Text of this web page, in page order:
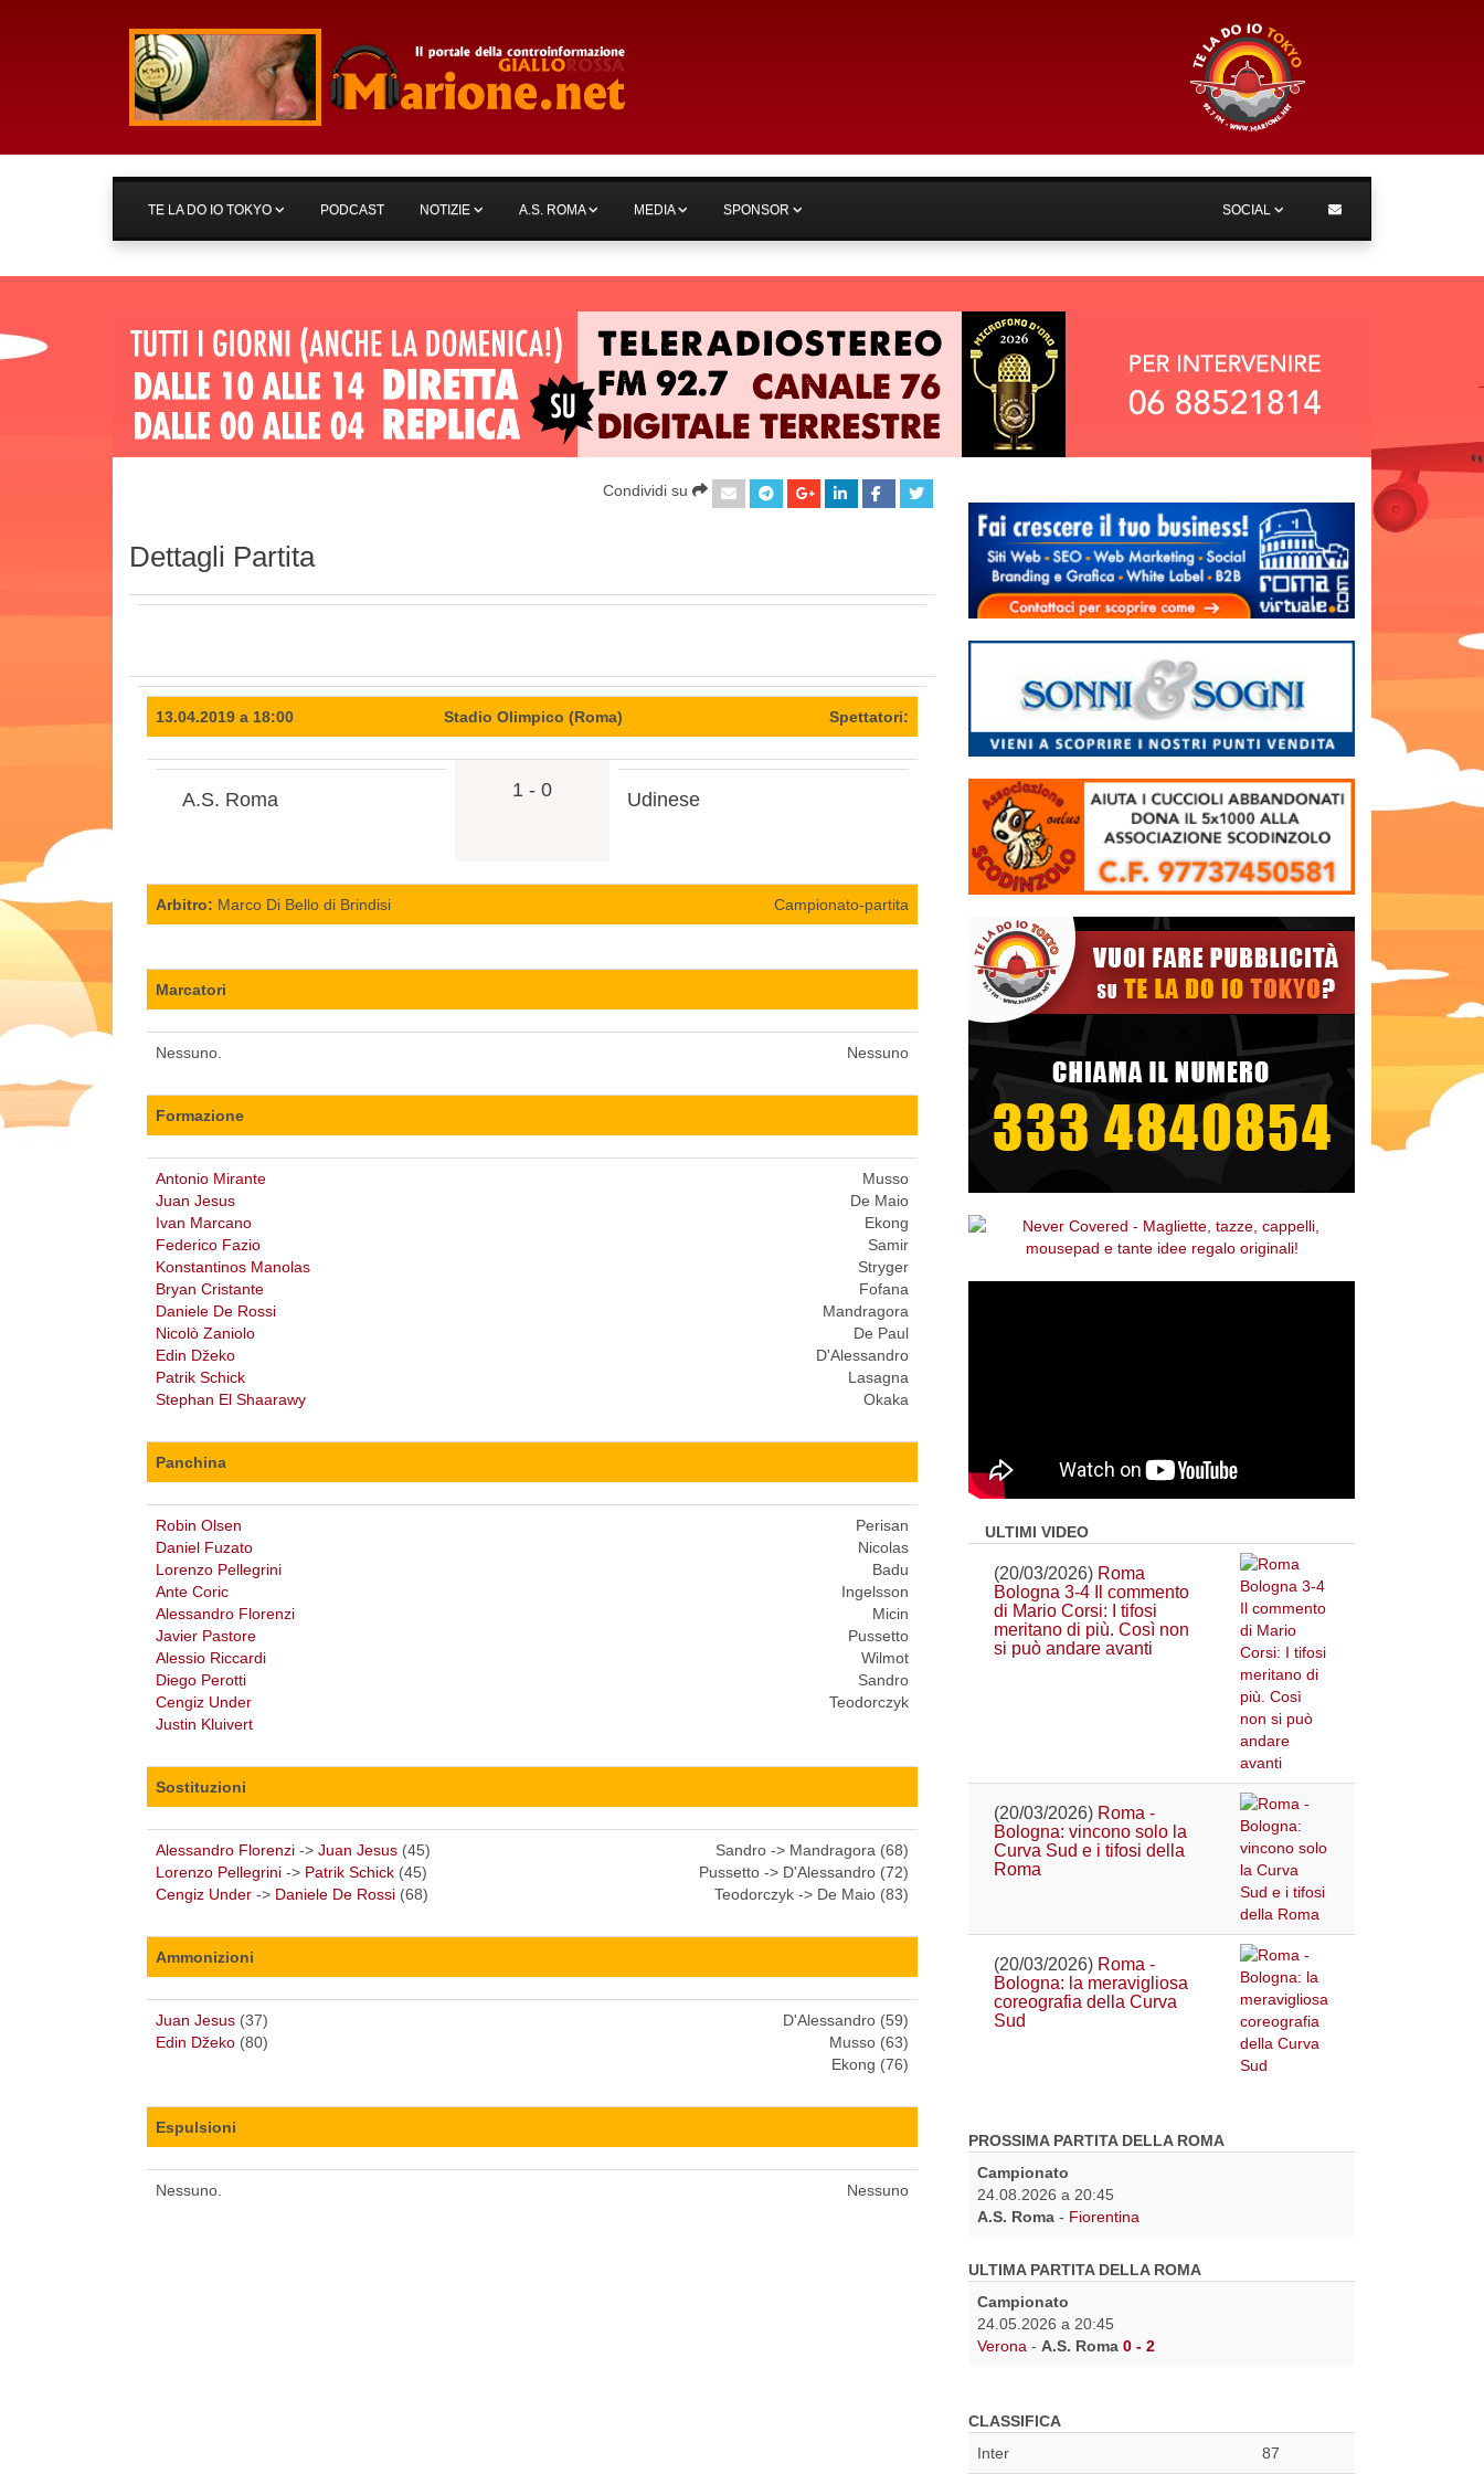
TE LA DO IO TOKYO PODCAST NOTIZIE A.S. ROMA MEDIA SPONSOR SOCIAL
Condividi su
Dettagli Partita
13.04.2019 a 18:00 Stadio Olimpico (Roma) Spettatori:
A.S. Roma 1 - 0 Udinese
Arbitro: Marco Di Bello di Brindisi Campionato-partita
Marcatori
Nessuno. Nessuno
Formazione
Antonio Mirante
Juan Jesus
Ivan Marcano
Federico Fazio
Konstantinos Manolas
Bryan Cristante
Daniele De Rossi
Nicolò Zaniolo
Edin Džeko
Patrik Schick
Stephan El Shaarawy
Musso
De Maio
Ekong
Samir
Stryger
Fofana
Mandragora
De Paul
D'Alessandro
Lasagna
Okaka
Panchina
Robin Olsen
Daniel Fuzato
Lorenzo Pellegrini
Ante Coric
Alessandro Florenzi
Javier Pastore
Alessio Riccardi
Diego Perotti
Cengiz Under
Justin Kluivert
Perisan
Nicolas
Badu
Ingelsson
Micin
Pussetto
Wilmot
Sandro
Teodorczyk
Sostituzioni
Alessandro Florenzi -> Juan Jesus (45)
Lorenzo Pellegrini -> Patrik Schick (45)
Cengiz Under -> Daniele De Rossi (68)
Sandro -> Mandragora (68)
Pussetto -> D'Alessandro (72)
Teodorczyk -> De Maio (83)
Ammonizioni
Juan Jesus (37)
Edin Džeko (80)
D'Alessandro (59)
Musso (63)
Ekong (76)
Espulsioni
Nessuno. Nessuno
ULTIMI VIDEO
(20/03/2026) Roma
Bologna 3-4 Il commento
di Mario Corsi: I tifosi
meritano di più. Così non
si può andare avanti
(20/03/2026) Roma -
Bologna: vincono solo la
Curva Sud e i tifosi della
Roma
(20/03/2026) Roma -
Bologna: la meravigliosa
coreografia della Curva
Sud
PROSSIMA PARTITA DELLA ROMA
Campionato
24.08.2026 a 20:45
A.S. Roma - Fiorentina
ULTIMA PARTITA DELLA ROMA
Campionato
24.05.2026 a 20:45
Verona - A.S. Roma 0 - 2
CLASSIFICA
Inter
87